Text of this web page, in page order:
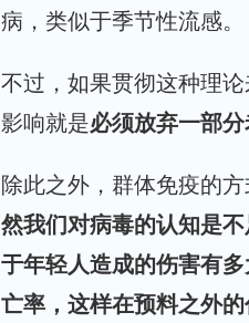
病，类似于季节性流感。
不过，如果贯彻这种理
影响就是必须放弃一部分
除此之外，群体免疫的
然我们对病毒的认知是
于年轻人造成的伤害有
亡率，这样在预料之外